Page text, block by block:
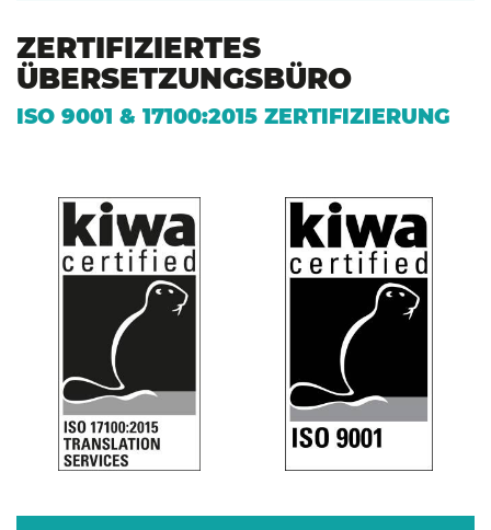
ZERTIFIZIERTES
ÜBERSETZUNGSBÜRO
ISO 9001 & 17100:2015 ZERTIFIZIERUNG